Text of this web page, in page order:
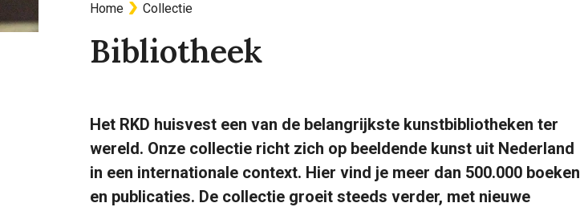
Home Collectie
Bibliotheek
Het RKD huisvest een van de belangrijkste kunstbibliotheken ter
wereld. Onze collectie richt zich op beeldende kunst uit Nederland
in een internationale context. Hier vind je meer dan 500.000 boeken
en publicaties. De collectie groeit steeds verder, met nieuwe